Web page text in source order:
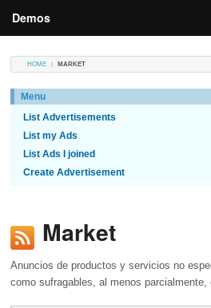
Demos
Market
Contributors
HOME MARKET
Menu
List Advertisements
List my Ads
List Ads I joined
Create Advertisement
Market
Anuncios de productos y servicios no
como sufragables, al menos parcialmente,